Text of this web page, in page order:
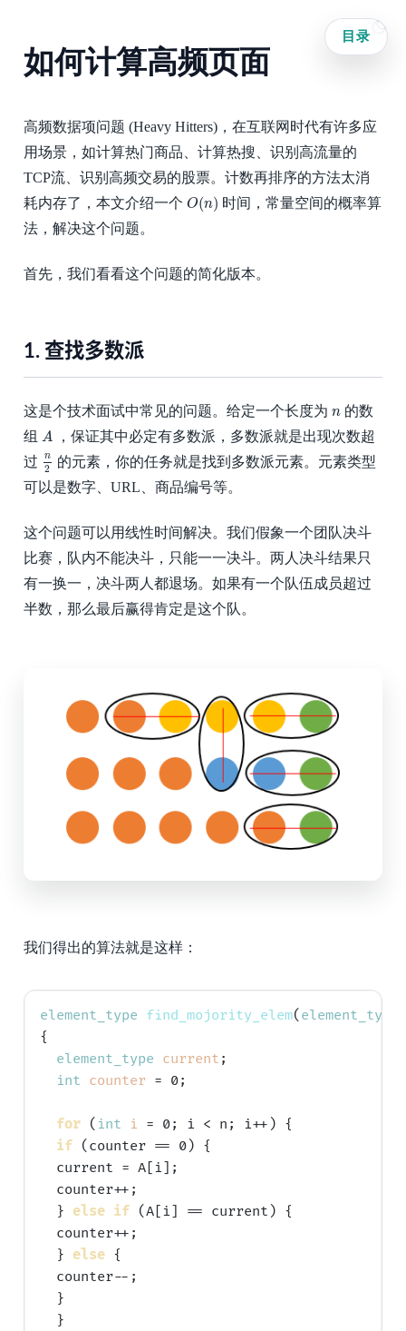
如何计算高频页面
高频数据项问题 (Heavy Hitters)，在互联网时代有许多应
用场景，如计算热门商品、计算热搜、识别高流量的
TCP流、识别高频交易的股票。计数再排序的方法太消
耗内存了，本文介绍一个 O(n)
O(n
时间，常量空间的概率算
法，解决这个问题。
首先，我们看看这个问题的简化版本。
1.查找多数派
这是个技术面试中常见的问题。给定一个长度为 n
n的数
组 A
A ，保证其中必定有多数派，多数派就是出现次数超
过
n
2
n2 的元素，你的任务就是找到多数派元素。元素类型
可以是数字、URL、商品编号等。
这个问题可以用线性时间解决。我们假象一个团队决斗
比赛，队内不能决斗，只能一一决斗。两人决斗结果只
有一换一，决斗两人都退场。如果有一个队伍成员超过
半数，那么最后赢得肯定是这个队。
我们得出的算法就是这样：
element_type find_mojority_elem( element_type
{
element_type current ;
int counter = 0;
for ( int i = 0; i < n; i++) {
if (counter == 0) {
  current = A[i];
  counter++;
  }
else if (A[i] == current) {
  counter++;
  }
else {
  counter--;
  }
  }
目录